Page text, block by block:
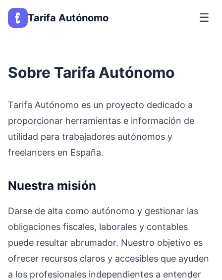
Tarifa Autónomo ☰
Sobre Tarifa Autónomo
Tarifa Autónomo es un proyecto dedicado a
proporcionar herramientas e información de
utilidad para trabajadores autónomos y
freelancers en España.
Nuestra misión
Darse de alta como autónomo y gestionar las
obligaciones fiscales, laborales y contables
puede resultar abrumador. Nuestro objetivo es
ofrecer recursos claros y accesibles que ayuden
a los profesionales independientes a entender